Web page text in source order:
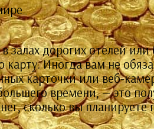
залах дорогих отелей
карту. Иногда вам не
карточки или веб-
времени, — это
сколько вы